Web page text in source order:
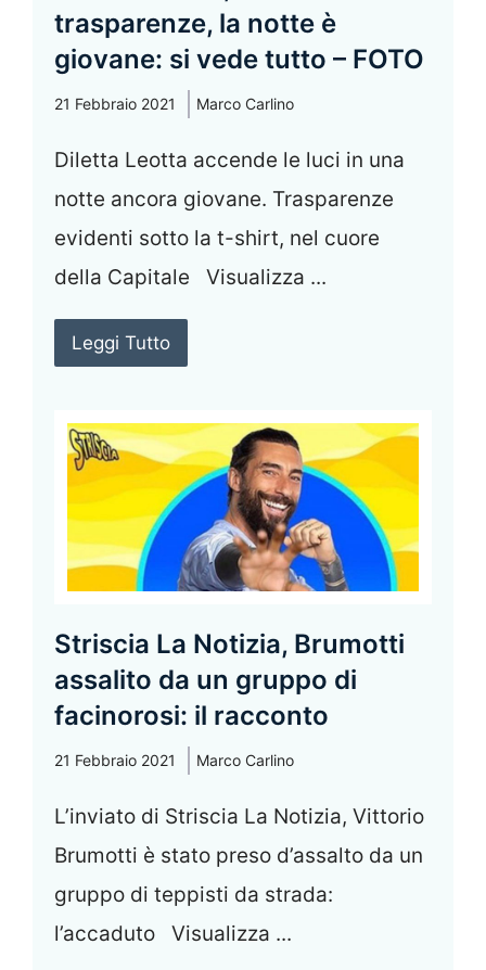
trasparenze, la notte è
giovane: si vede tutto – FOTO
21 Febbraio 2021 Marco Carlino
Diletta Leotta accende le luci in una
notte ancora giovane. Trasparenze
evidenti sotto la t-shirt, nel cuore
della Capitale Visualizza ...
Leggi Tutto
Striscia La Notizia, Brumotti
assalito da un gruppo di
facinorosi: il racconto
21 Febbraio 2021 Marco Carlino
L’inviato di Striscia La Notizia, Vittorio
Brumotti è stato preso d’assalto da un
gruppo di teppisti da strada:
l’accaduto Visualizza ...